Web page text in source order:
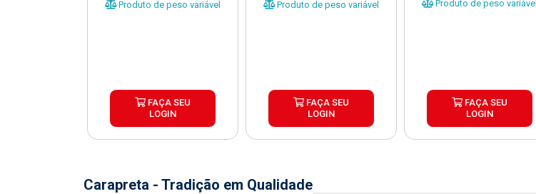
Produto de peso variável
FAÇA SEU
LOGIN
Produto de peso variável
FAÇA SEU
LOGIN
Produto de peso variável
FAÇA SEU
LOGIN
Carapreta - Tradição em Qualidade